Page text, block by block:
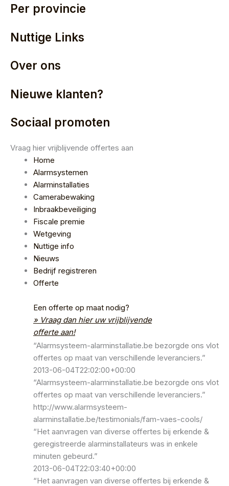
Per provincie
Nuttige Links
Over ons
Nieuwe klanten?
Sociaal promoten
Vraag hier vrijblijvende offertes aan
Home
Alarmsystemen
Alarminstallaties
Camerabewaking
Inbraakbeveiliging
Fiscale premie
Wetgeving
Nuttige info
Nieuws
Bedrijf registreren
Offerte
Een offerte op maat nodig?
» Vraag dan hier uw vrijblijvende
offerte aan!
“Alarmsysteem-alarminstallatie.be bezorgde ons vlot
offertes op maat van verschillende leveranciers.”
2013-06-04T22:02:00+00:00
“Alarmsysteem-alarminstallatie.be bezorgde ons vlot
offertes op maat van verschillende leveranciers.”
http://www.alarmsysteem-
alarminstallatie.be/testimonials/fam-vaes-cools/
“Het aanvragen van diverse offertes bij erkende &
geregistreerde alarminstallateurs was in enkele
minuten gebeurd.”
2013-06-04T22:03:40+00:00
“Het aanvragen van diverse offertes bij erkende &